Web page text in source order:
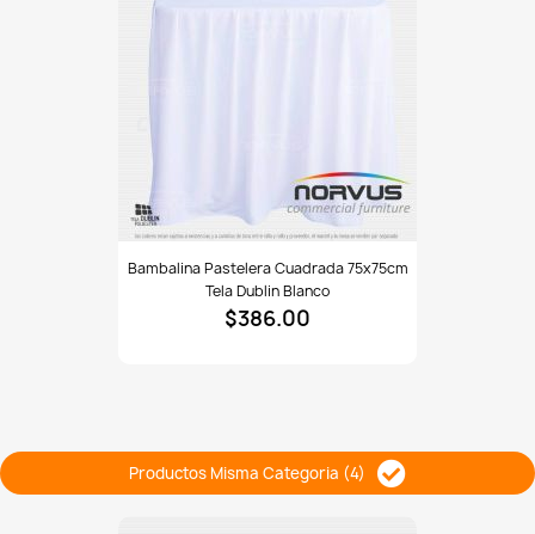
pastelera
Bambalina Pastelera Cuadrada 75x75cm
Tela Dublin Blanco
$386.00
Productos Misma Categoria (4)